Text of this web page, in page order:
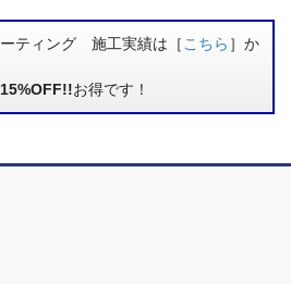
ティング 施工実績は［こちら ］か
お得です！